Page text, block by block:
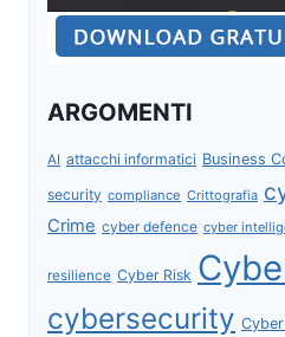
ARGOMENTI
AI attacchi informatici Business
security compliance Crittografia
Crime cyber defence cyber
resilience Cyber Risk
cybersecurity